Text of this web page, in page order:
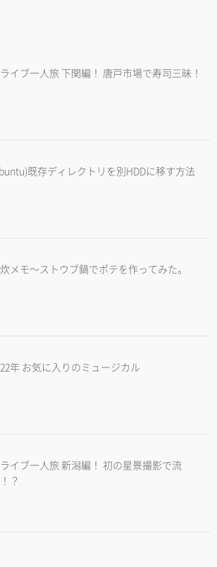
ライブ一人旅 下関編！ 唐戸市場で寿司三昧！
既存ディレクトリを別HDDに移す方法
メモ～ストウブ鍋でポテを作ってみた。
年 お気に入りのミュージカル
ライブ一人旅 新潟編！ 初の星景撮影で流
？